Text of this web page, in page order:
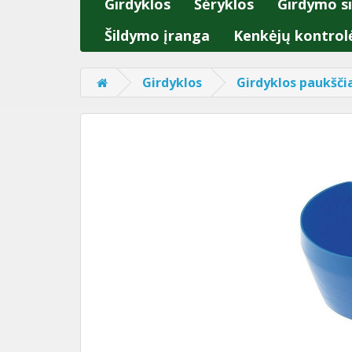
Girdyklos Šėryklos
Girdymo
Šildymo įranga
Kenkėjų
Girdyklos Girdyklos